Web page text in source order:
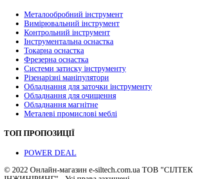
Металообробний інструмент
Вимірювальний інструмент
Контрольний інструмент
Інструментальна оснастка
Токарна оснастка
Фрезерна оснастка
Системи затиску інструменту
Різенарізні маніпулятори
Обладнання для заточки інструменту
Обладнання для очищення
Обладнання магнітне
Металеві промислові меблі
ТОП ПРОПОЗИЦІЇ
POWER DEAL
© 2022 Онлайн-магазин e-siltech.com.ua ТОВ "СІЛТЕК